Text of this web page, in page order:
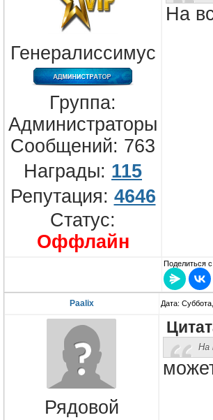
Генералиссимус
Группа:
Администраторы
Сообщений: 763
Награды: 115
Репутация: 4646
Статус:
Оффлайн
На
Поделиться
Paalix Дата:
Рядовой
На